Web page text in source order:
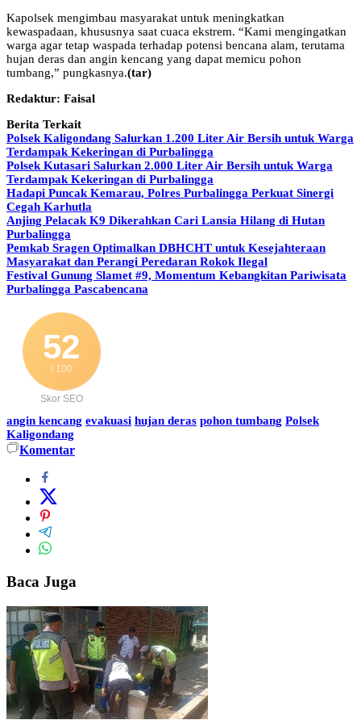
Kapolsek mengimbau masyarakat untuk meningkatkan
kewaspadaan, khususnya saat cuaca ekstrem. “Kami mengingatkan
warga agar tetap waspada terhadap potensi bencana alam, terutama
hujan deras dan angin kencang yang dapat memicu pohon
tumbang,” pungkasnya.(tar)
Redaktur: Faisal
Berita Terkait
Polsek Kaligondang Salurkan 1.200 Liter Air Bersih untuk Warga
Terdampak Kekeringan di Purbalingga
Polsek Kutasari Salurkan 2.000 Liter Air Bersih untuk Warga
Terdampak Kekeringan di Purbalingga
Hadapi Puncak Kemarau, Polres Purbalingga Perkuat Sinergi
Cegah Karhutla
Anjing Pelacak K9 Dikerahkan Cari Lansia Hilang di Hutan
Purbalingga
Pemkab Sragen Optimalkan DBHCHT untuk Kesejahteraan
Masyarakat dan Perangi Peredaran Rokok Ilegal
Festival Gunung Slamet #9, Momentum Kebangkitan Pariwisata
Purbalingga Pascabencana
52
/ 100
Skor SEO
angin kencang evakuasi hujan deras pohon tumbang Polsek
Kaligondang
Komentar
Baca Juga